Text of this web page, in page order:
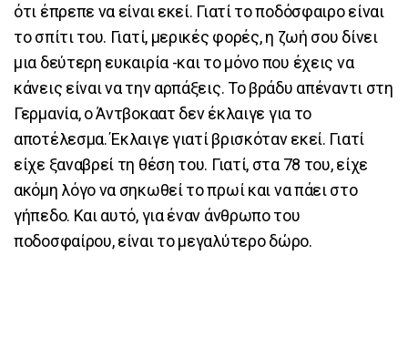
ότι έπρεπε να είναι εκεί. Γιατί το ποδόσφαιρο είναι
το σπίτι του. Γιατί, μερικές φορές, η ζωή σου δίνει
μια δεύτερη ευκαιρία -και το μόνο που έχεις να
κάνεις είναι να την αρπάξεις. Το βράδυ απέναντι στη
Γερμανία, ο Άντβοκαατ δεν έκλαιγε για το
αποτέλεσμα. Έκλαιγε γιατί βρισκόταν εκεί. Γιατί
είχε ξαναβρεί τη θέση του. Γιατί, στα 78 του, είχε
ακόμη λόγο να σηκωθεί το πρωί και να πάει στο
γήπεδο. Και αυτό, για έναν άνθρωπο του
ποδοσφαίρου, είναι το μεγαλύτερο δώρο.